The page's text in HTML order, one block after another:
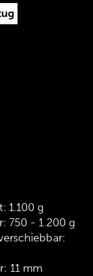
1.100 g
750 - 1.200 g
11 mm
750 g
750 - 1.200 g
11 mm